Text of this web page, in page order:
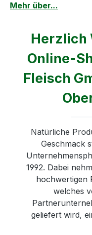
Mehr über...
Herzlich
Online-
Fleisch
Natürliche
Geschmack
1992. Dabei
hochwertigen
welches
geliefert wird,